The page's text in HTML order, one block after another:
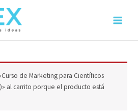
Main
de Marketing para Científicos
al carrito porque el producto está